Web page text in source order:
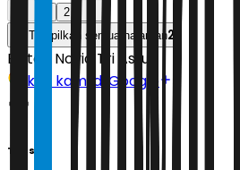
2
Tampilkan semua halaman2
Editor: Novia Tri Astuti
Ikuti kami di Google
Tags